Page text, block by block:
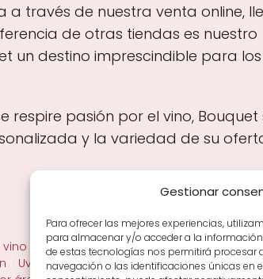
Gestionar
Para ofrecer las mejores experiencias,
para almacenar y/o acceder a la
de estas tecnologías nos permitirá
navegación o las identificaciones únicas en
través de nuestra venta online,
de otras tiendas es nuestro
un destino imprescindible para
respire pasión por el vino, Bouquet
y la variedad de su
vino en la mesa Tiendas de vino por
Uvas y viñedo en Rioja Vino Rioja para